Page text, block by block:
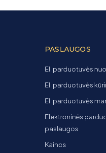
PASLAUGOS
El. parduotuvės
El. parduotuvės
El. parduotuvės
Elektroninės
paslaugos
Kainos